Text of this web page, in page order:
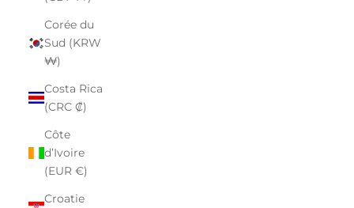
Corée du
Sud (KRW
₩)
Costa Rica
(CRC ₡)
Côte
d’Ivoire
(EUR €)
Croatie